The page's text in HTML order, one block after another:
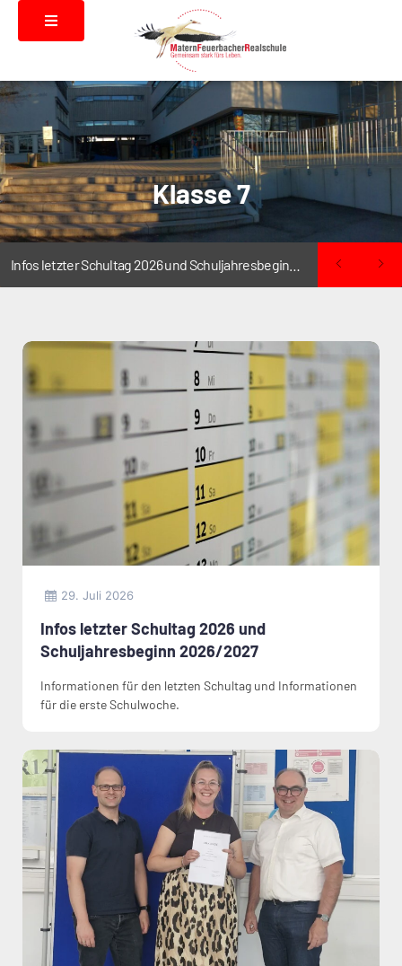
Klasse 7
29. Juli 2026
Infos letzter Schultag 2026 und
Schuljahresbeginn 2026/2027
Informationen für den letzten Schultag und Informationen
für die erste Schulwoche.